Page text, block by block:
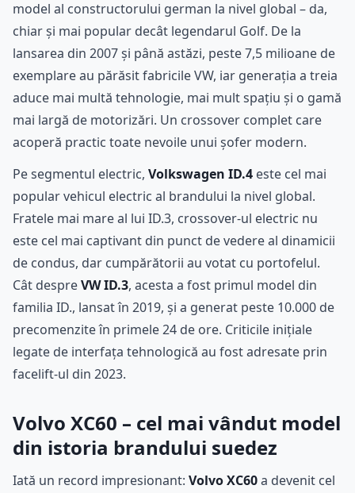
model al constructorului german la nivel global – da,
chiar și mai popular decât legendarul Golf. De la
lansarea din 2007 și până astăzi, peste 7,5 milioane de
exemplare au părăsit fabricile VW, iar generația a treia
aduce mai multă tehnologie, mai mult spațiu și o gamă
mai largă de motorizări. Un crossover complet care
acoperă practic toate nevoile unui șofer modern.
Pe segmentul electric, Volkswagen ID.4 este cel mai
popular vehicul electric al brandului la nivel global.
Fratele mai mare al lui ID.3, crossover-ul electric nu
este cel mai captivant din punct de vedere al dinamicii
de condus, dar cumpărătorii au votat cu portofelul.
Cât despreVW ID.3, acesta a fost primul model din
familia ID., lansat în 2019, și a generat peste 10.000 de
precomenzite în primele 24 de ore. Criticile inițiale
legate de interfața tehnologică au fost adresate prin
facelift-ul din 2023.
Volvo XC60 – cel mai vândut model
din istoria brandului suedez
Iată un record impresionant: Volvo XC60a devenit cel